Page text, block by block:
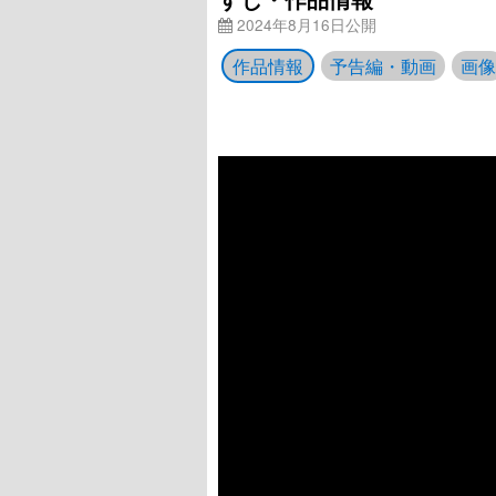
2024年8月16日公開
作品情報 予告編・動画 画像